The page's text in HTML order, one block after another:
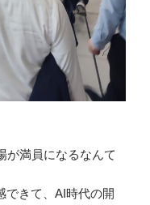
が満員になるなんて
できて、AI時代の開